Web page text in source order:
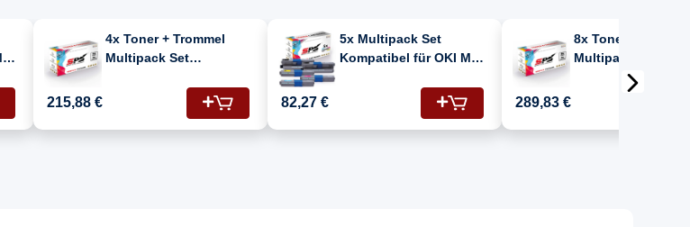
4x Toner + Trommel
Multipack Set
46508709, 46508710,
46508711, 46508712)
215,88 €
5x Multipack Set
Kompatibel für OKI MC
46508710, 46508709,
46508712) Toner
82,27 €
8x Toner +
Multipack Set
Kompatibel für
46508711,
289,83 €